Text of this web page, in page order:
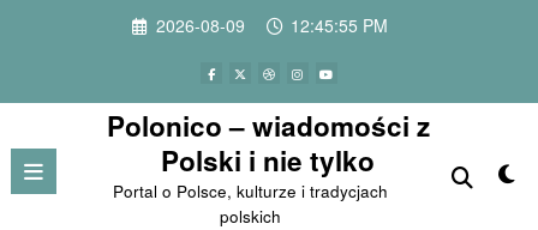
2026-08-09 12:45:55 PM
Polonico – wiadomości z
Polski i nie tylko
Portal o Polsce, kulturze i tradycjach
polskich